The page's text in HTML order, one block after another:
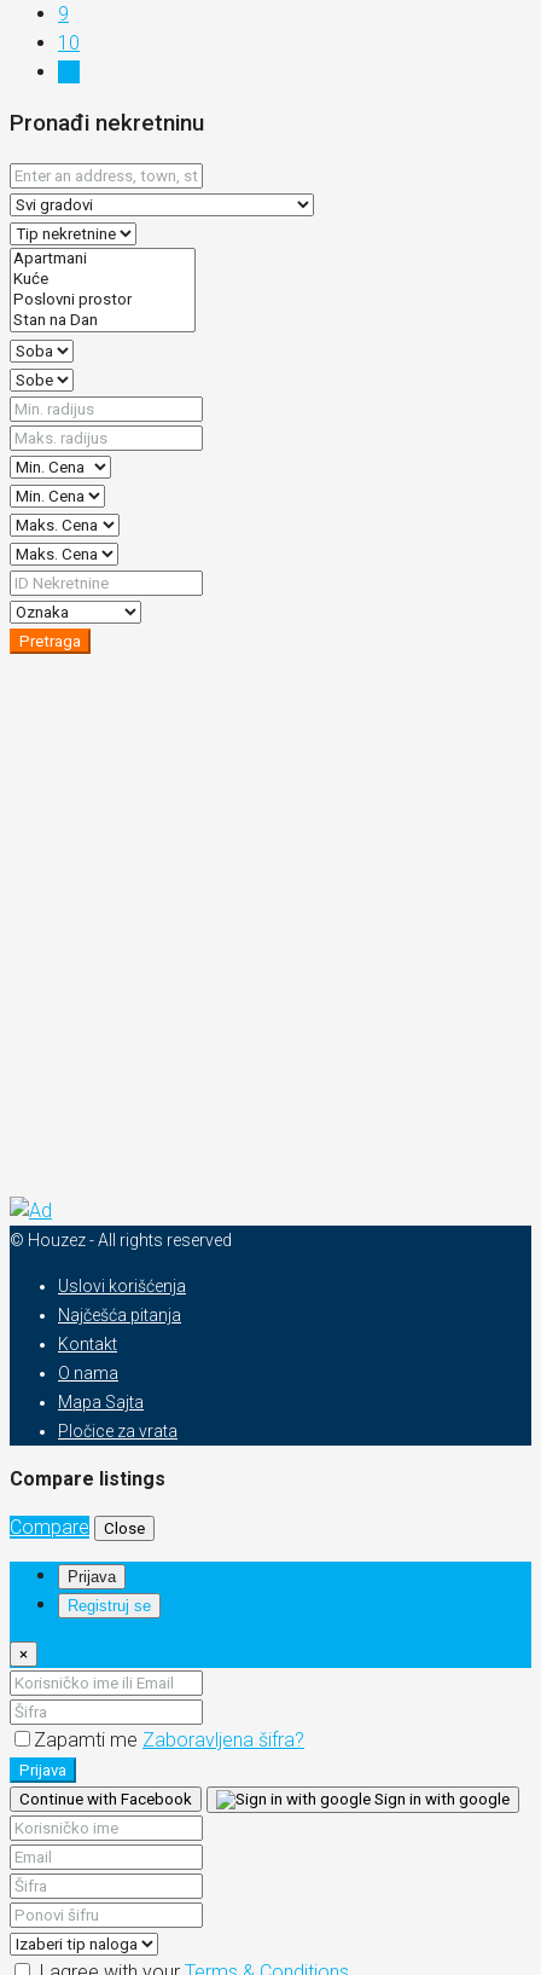
9
10
Pronađi nekretninu
Pretraga
© Houzez - All rights reserved
Uslovi korišćenja
Najčešća pitanja
Kontakt
O nama
Mapa Sajta
Pločice za vrata
Compare listings
Compare Close
Prijava
Registruj se
×
Zapamti me Zaboravljena šifra?
Prijava
Continue with Facebook
Sign in with google